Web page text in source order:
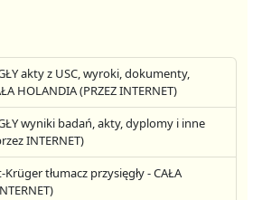
akty z USC, wyroki, dokumenty,
HOLANDIA (PRZEZ INTERNET)
wyniki badań, akty, dyplomy i inne
INTERNET)
tłumacz przysięgły - CAŁA